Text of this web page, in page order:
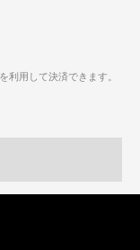
利用して決済できます。